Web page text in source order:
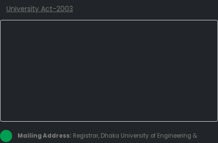
University Act-2003
Mailing Address: Registrar, Dhaka University of Engineering &